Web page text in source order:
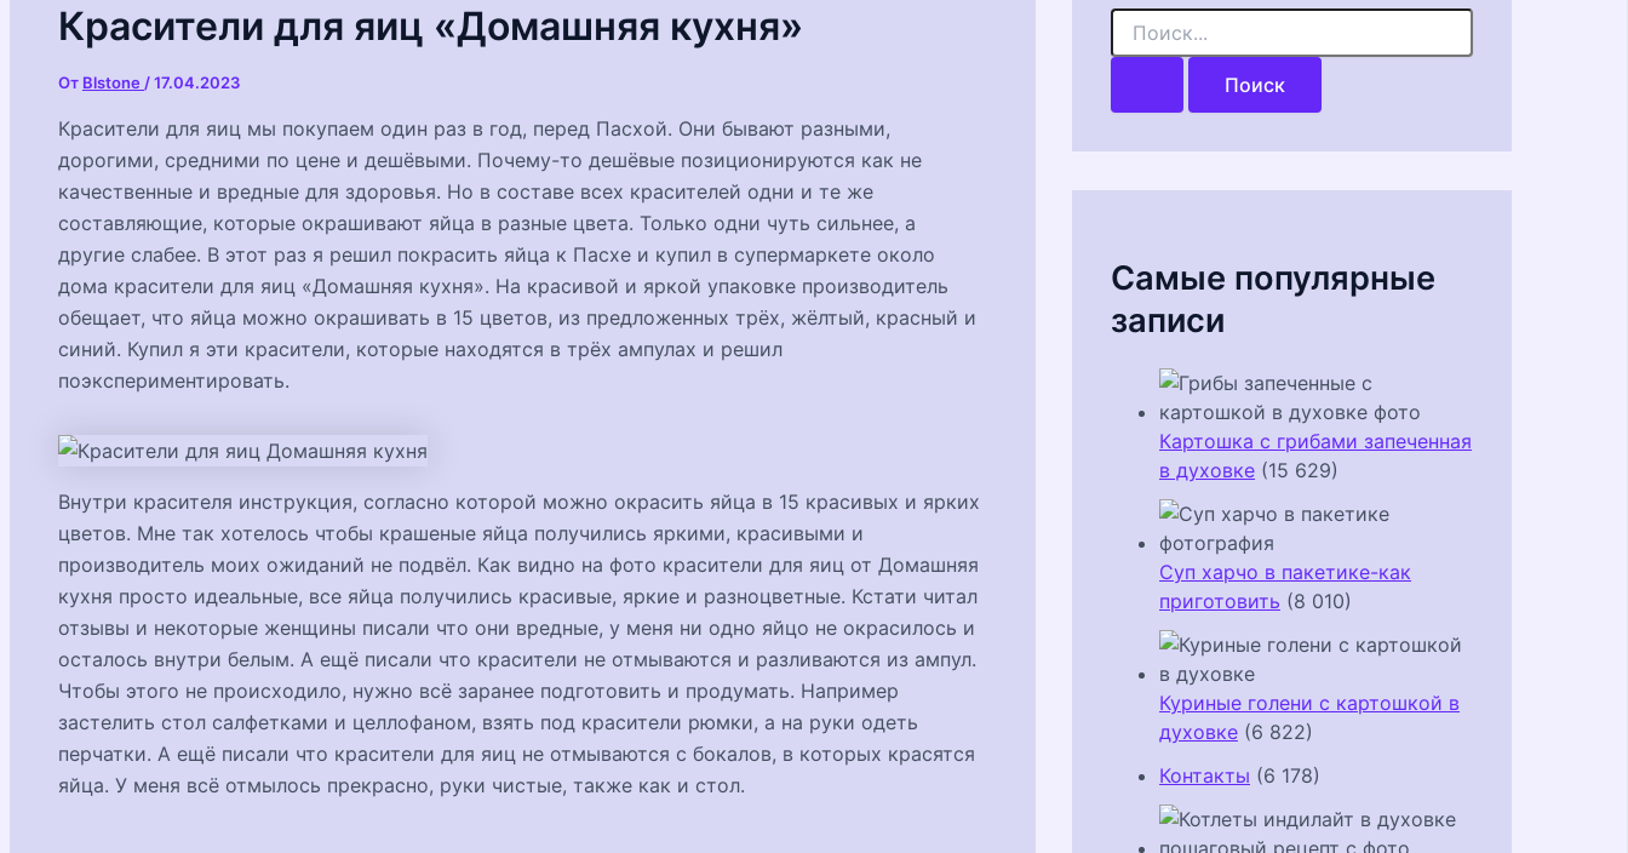
Красители для яиц «Домашняя кухня»
От Blstone /17.04.2023
Красители для яиц мы покупаем один раз в год, перед Пасхой. Они бывают разными,
дорогими, средними по цене и дешёвыми. Почему-то дешёвые позиционируются как не
качественные и вредные для здоровья. Но в составе всех красителей одни и те же
составляющие, которые окрашивают яйца в разные цвета. Только одни чуть сильнее, а
другие слабее. В этот раз я решил покрасить яйца к Пасхе и купил в супермаркете около
дома красители для яиц «Домашняя кухня». На красивой и яркой упаковке производитель
обещает, что яйца можно окрашивать в 15 цветов, из предложенных трёх, жёлтый, красный и
синий. Купил я эти красители, которые находятся в трёх ампулах и решил
поэкспериментировать.
Внутри красителя инструкция, согласно которой можно окрасить яйца в 15 красивых и ярких
цветов. Мне так хотелось чтобы крашеные яйца получились яркими, красивыми и
производитель моих ожиданий не подвёл. Как видно на фото красители для яиц от Домашняя
кухня просто идеальные, все яйца получились красивые, яркие и разноцветные. Кстати читал
отзывы и некоторые женщины писали что они вредные, у меня ни одно яйцо не окрасилось и
осталось внутри белым. А ещё писали что красители не отмываются и разливаются из ампул.
Чтобы этого не происходило, нужно всё заранее подготовить и продумать. Например
застелить стол салфетками и целлофаном, взять под красители рюмки, а на руки одеть
перчатки. А ещё писали что красители для яиц не отмываются с бокалов, в которых красятся
яйца. У меня всё отмылось прекрасно, руки чистые, также как и стол.
П
и
к
Самые популярные
записи
Картошка с грибами запеченная
в духовке (15 629)
Суп харчо в пакетике-как
приготовить (8 010)
Куриные голени с картошкой в
духовке (6 822)
Контакты (6 178)